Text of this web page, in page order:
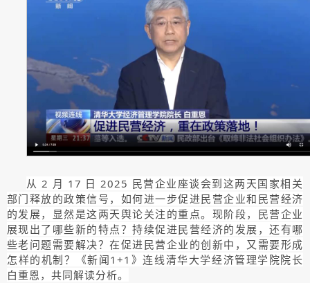
从 2 月 17 日 2025 民营企业座谈会到这两天国家相关
部门释放的政策信号，如何进一步促进民营企业和民营经济
的发展，显然是这两天舆论关注的重点。现阶段，民营企业
展现出了哪些新的特点？持续促进民营经济的发展，还有哪
些老问题需要解决？在促进民营企业的创新中，又需要形成
怎样的机制？《新闻1+1》连线清华大学经济管理学院院长
白重恩，共同解读分析。